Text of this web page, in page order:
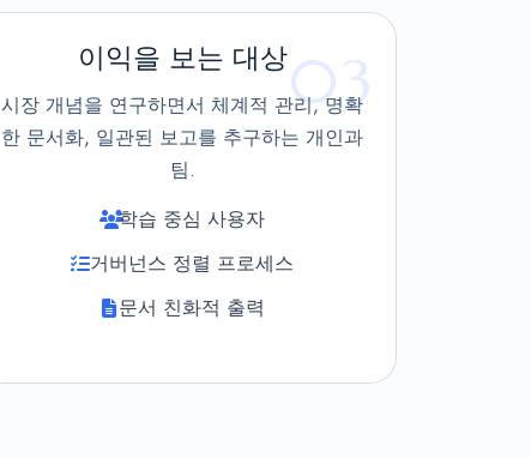
03
이익을 보는 대상
시장 개념을 연구하면서 체계적 관리, 명확
한 문서화, 일관된 보고를 추구하는 개인과
팀.
학습 중심 사용자
거버넌스 정렬 프로세스
문서 친화적 출력